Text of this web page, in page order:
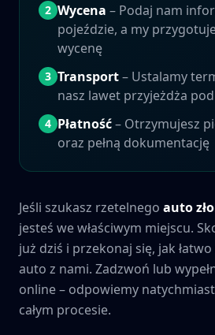
2 Wycena – Podaj nam
pojeździe, a my
wycenę
3 Transport– Ustalamy
nasz lawet przyjeżdża
4 Płatność– Otrzymujesz
oraz pełną dokumentację
Jeśli szukasz rzetelnego auto
jesteś we właściwym miejscu.
już dziś i przekonaj się, jak
auto z nami. Zadzwoń lub
online – odpowiemy
całym procesie.